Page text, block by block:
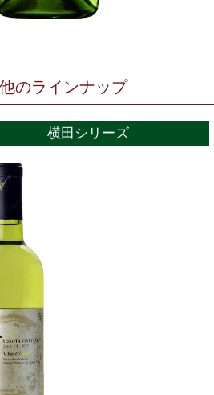
のラインナップ
横田シリーズ